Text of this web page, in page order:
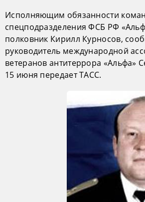
Исполняющим обязанности
спецподразделения ФСБ РФ
полковник Кирилл Курносов,
руководитель международной
ветеранов антитеррора «Альфа»
15 июня передает ТАСС.